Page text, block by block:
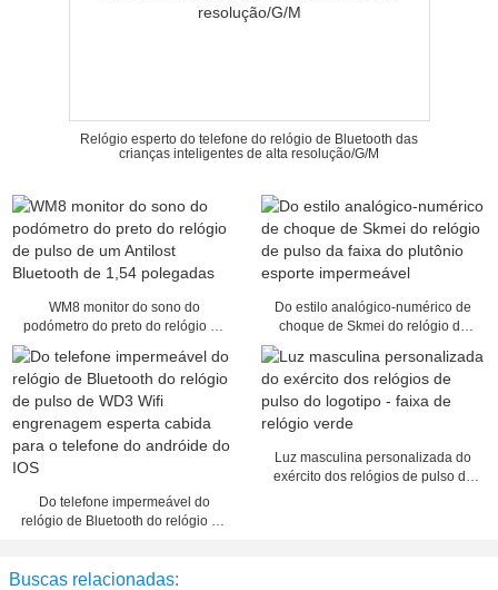
Relógio esperto do telefone do relógio de Bluetooth das
crianças inteligentes de alta resolução/G/M
WM8 monitor do sono do
podómetro do preto do relógio de
pulso de um Antilost Bluetooth de
1,54 polegadas
Do estilo analógico-numérico de
choque de Skmei do relógio de
pulso da faixa do plutônio esporte
impermeável
Do telefone impermeável do
relógio de Bluetooth do relógio de
andróide do IOS
Luz masculina personalizada do
exército dos relógios de pulso do
Buscas relacionadas: